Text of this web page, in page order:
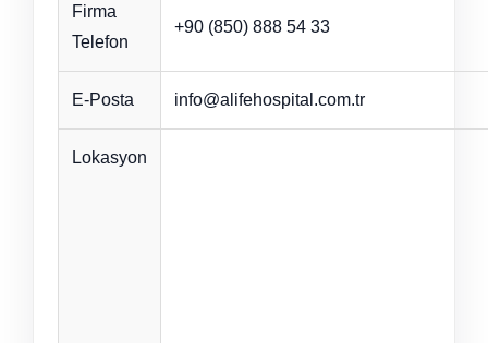
Firma
Telefon
+90 (850) 888 54 33
E-Posta info@alifehospital.com.tr
Lokasyon